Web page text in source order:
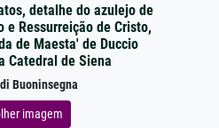
detalhe do azulejo de
e Ressurreição de Cristo,
de Maesta' de Duccio
Catedral de Siena
Buoninsegna
imagem